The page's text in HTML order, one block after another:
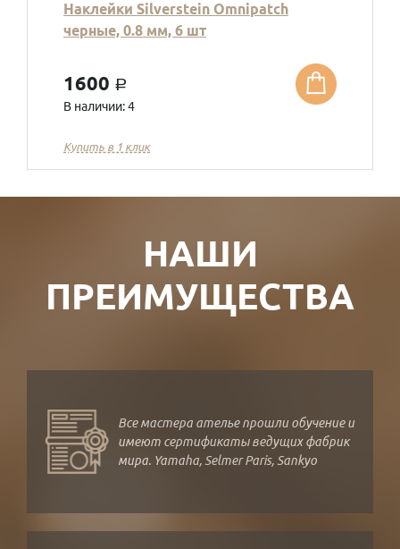
Наклейки Silverstein Omnipatch
черные, 0.8 мм, 6 шт
1600 a
В наличии: 4
Купить в 1 клик
НАШИ
ПРЕИМУЩЕСТВА
Все мастера ателье прошли обучение и
имеют сертификаты ведущих фабрик
мира. Yamaha, Selmer Paris, Sankyo